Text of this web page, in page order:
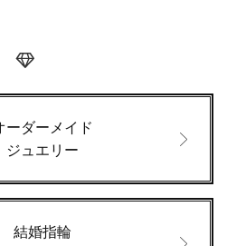
ーダーメイド
ジュエリー
結婚指輪